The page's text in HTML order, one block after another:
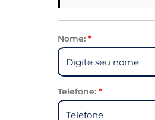
Nome:*
Telefone:*